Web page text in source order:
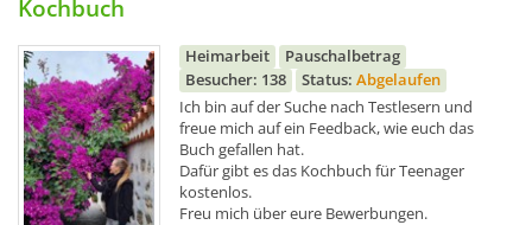
Kochbuch
Heimarbeit
Pauschalbetrag
Besucher: 138
Status: Abgelaufen
Ich bin auf der Suche nach Testlesern und
freue mich auf ein Feedback, wie euch das
Buch gefallen hat.
Dafür gibt es das Kochbuch für Teenager
kostenlos.
Freu mich über eure Bewerbungen.